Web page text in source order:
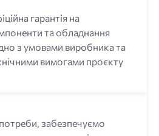
гарантія на
та обладнання
з умовами виробника та
вимогами проєкту
забезпечуємо